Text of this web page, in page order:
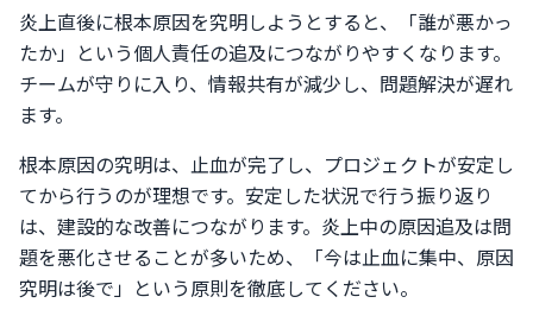
炎上直後に根本原因を究明しようとすると、「誰が悪かっ
たか」という個人責任の追及につながりやすくなります。
チームが守りに入り、情報共有が減少し、問題解決が遅れ
ます。
根本原因の究明は、止血が完了し、プロジェクトが安定し
てから行うのが理想です。安定した状況で行う振り返り
は、建設的な改善につながります。炎上中の原因追及は問
題を悪化させることが多いため、「今は止血に集中、原因
究明は後で」という原則を徹底してください。